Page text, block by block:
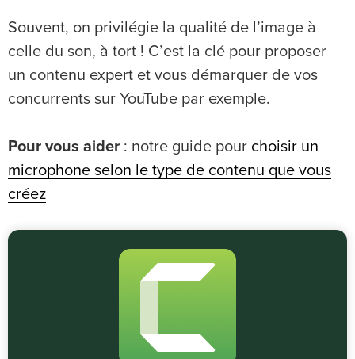
Souvent, on privilégie la qualité de l’image à
celle du son, à tort ! C’est la clé pour proposer
un contenu expert et vous démarquer de vos
concurrents sur YouTube par exemple.
Pour vous aider : notre guide pour choisir un
microphone selon le type de contenu que vous
créez